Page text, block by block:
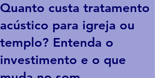
Quanto custa tratamento
acústico para igreja ou
templo? Entenda o
investimento e o que